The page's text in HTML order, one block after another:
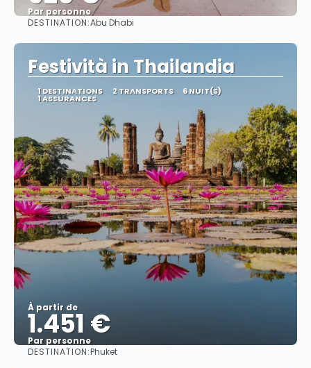
Par personne
DESTINATION:Abu Dhabi
Festività in Thailandia
1 DESTINATIONS 2 TRANSPORTS 6 NUIT(S)
1 ASSURANCES
À partir de
1.451 €
Par personne
DESTINATION:Phuket